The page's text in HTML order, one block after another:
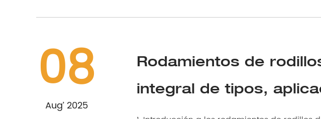
08
Aug’ 2025
Rodamientos de
integral de tipos,